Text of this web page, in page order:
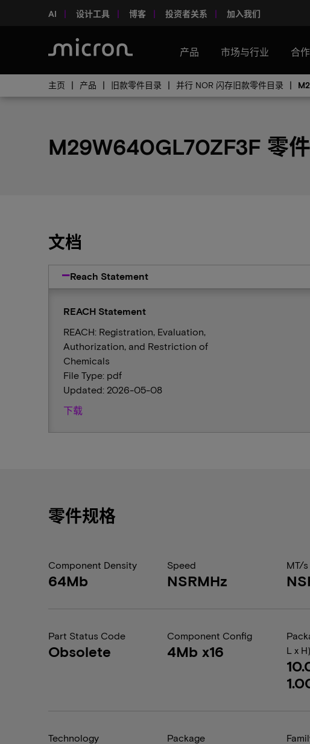
AI 设计工具 博客 投资者关系 加入我们
产品 市场与行业 合
主页 产品 旧款零件目录 并行 NOR 闪存旧款零件目录
M29W640GL70ZF3F 零件
文档
Reach Statement
REACH Statement
REACH: Registration, Evaluation,
Authorization, and Restriction of
Chemicals
File Type: pdf
Updated: 2026-05-08
下载
零件规格
Component Density
64Mb
Speed
NSRMHz
MT/s
Part Status Code
Obsolete
Component Config
4Mb x16
L x
Technology Package